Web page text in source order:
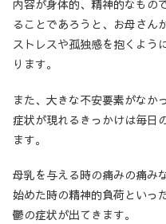
内容が身体的、精神的なもの
ることであろうと、お母さん
ストレスや孤独感を抱くよう
ります。
また、大きな不安要素がなか
症状が現れるきっかけは毎日
ます。
母乳を与える時の痛みの痛み
始めた時の精神的負荷といっ
鬱の症状が出てきます。